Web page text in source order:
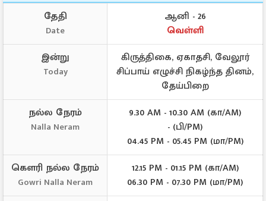
தேதி
Date
ஆனி - 26
வெள்ளி
இன்று
Today
கிருத்திகை, ஏகாதசி, வேலூர்
சிப்பாய் எழுச்சி நிகழ்ந்த தினம்,
தேய்பிறை
நல்ல நேரம்
Nalla Neram
9.30 AM - 10.30 AM (கா/AM)
- (பி/PM)
04.45 PM - 05.45 PM (மா/PM)
கௌரி நல்ல நேரம்
Gowri Nalla Neram
12.15 PM - 01.15 PM (கா/AM)
06.30 PM - 07.30 PM (மா/PM)